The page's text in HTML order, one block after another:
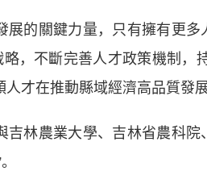
關鍵力量，只有擁有更多
略，不斷完善人才政策機制
才在推動縣域經濟高品質發
農業大學、吉林省農科院